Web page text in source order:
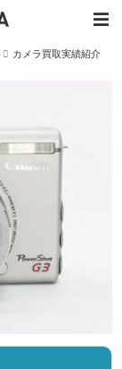
カメラ買取実績紹介